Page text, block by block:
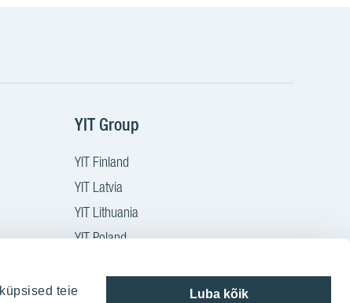
teie
Luba kõik
YIT Group
YIT Finland
YIT Latvia
YIT Lithuania
YIT Poland
YIT Slovakia